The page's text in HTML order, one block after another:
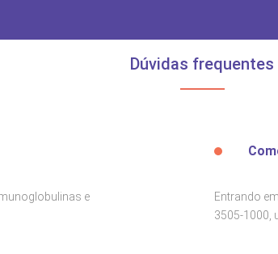
Dúvidas frequentes
e
Entrando
3505-1000,